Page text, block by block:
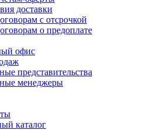
доставки
с отсрочкой
о предоплате
офис
представительства
менеджеры
каталог